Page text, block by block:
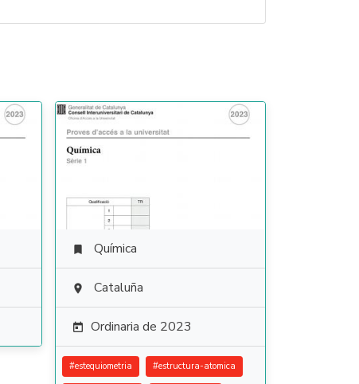
 Química
 Cataluña
 Ordinaria de 2023
#estequiometria #estructura-atomica